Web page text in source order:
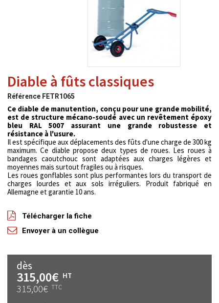
Diable à fûts classiques
Référence FETR1065
Ce diable de manutention, conçu pour une grande mobilité,
est de structure mécano-soudé avec un revêtement époxy
bleu RAL 5007 assurant une grande robustesse et
résistance à l'usure.
Il est spécifique aux déplacements des fûts d'une charge de 300 kg
maximum. Ce diable propose deux types de roues. Les roues à
bandages caoutchouc sont adaptées aux charges légères et
moyennes mais surtout fragiles ou à risques.
Les roues gonflables sont plus performantes lors du transport de
charges lourdes et aux sols irréguliers. Produit fabriqué en
Allemagne et garantie 10 ans.
Télécharger la fiche
Envoyer à un collègue
dès
315,00€ HT
315,00€ TTC